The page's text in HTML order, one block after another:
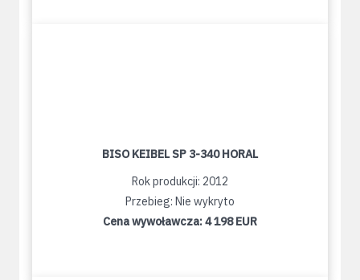
BISO KEIBEL SP 3-340 HORAL
Rok produkcji: 2012
Przebieg: Nie wykryto
Cena wywoławcza:4 198 EUR